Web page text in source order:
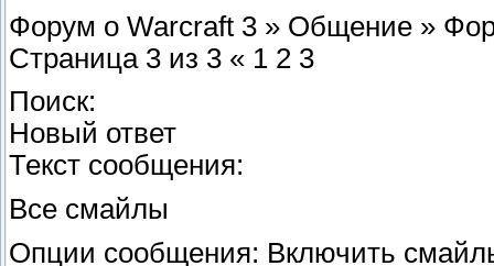
Форум о Warcraft 3 » Общение »
Страница 3 из 3 « 1 2 3
Поиск:
Новый ответ
Текст сообщения:
Все смайлы
Опции сообщения: Включить